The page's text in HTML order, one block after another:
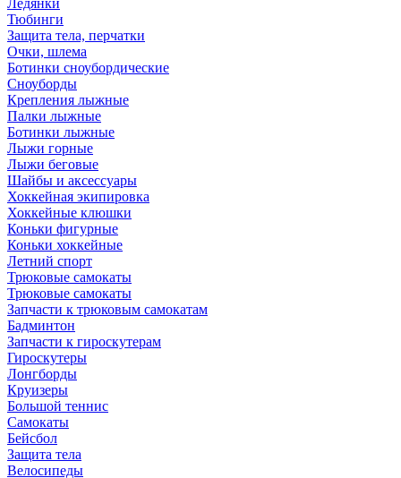
Ледянки
Тюбинги
Защита тела, перчатки
Очки, шлема
Ботинки сноубордические
Сноуборды
Крепления лыжные
Палки лыжные
Ботинки лыжные
Лыжи горные
Лыжи беговые
Шайбы и аксессуары
Хоккейная экипировка
Хоккейные клюшки
Коньки фигурные
Коньки хоккейные
Летний спорт
Трюковые самокаты
Трюковые самокаты
Запчасти к трюковым самокатам
Бадминтон
Запчасти к гироскутерам
Гироскутеры
Лонгборды
Круизеры
Большой теннис
Самокаты
Бейсбол
Защита тела
Велосипеды